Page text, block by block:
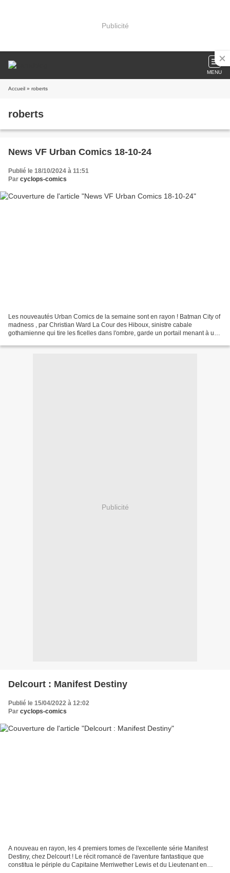
Publicité
MENU
Accueil » roberts
roberts
News VF Urban Comics 18-10-24
Publié le 18/10/2024 à 11:51
Par cyclops-comics
Les nouveautés Urban Comics de la semaine sont en rayon ! Batman City of
madness , par Christian Ward La Cour des Hiboux, sinistre cabale
gothamienne qui tire les ficelles dans l'ombre, garde un portail menant à une
Publicité
Delcourt : Manifest Destiny
Publié le 15/04/2022 à 12:02
Par cyclops-comics
A nouveau en rayon, les 4 premiers tomes de l'excellente série Manifest
Destiny, chez Delcourt ! Le récit romancé de l'aventure fantastique que
constitua le périple du Capitaine Merriwether Lewis et du Lieutenant en